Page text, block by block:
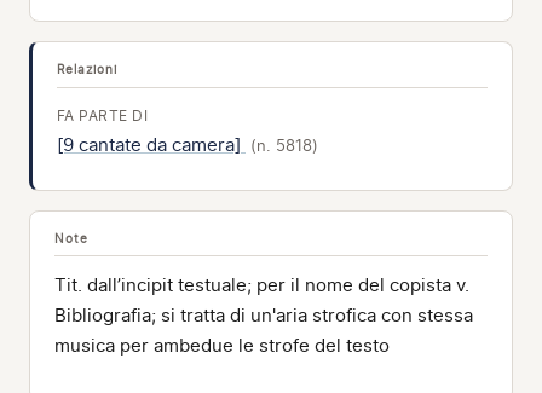
Relazioni
FA PARTE DI
[9 cantate da camera] (n. 5818)
Note
Tit. dall’incipit testuale; per il nome del copista v.
Bibliografia; si tratta di un'aria strofica con stessa
musica per ambedue le strofe del testo